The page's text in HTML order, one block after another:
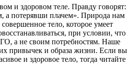
и здоровом теле. Правду говорят:
а потерявши плачем». Природа нам
тело, которое умеет
при условии, что
а не своим потребностям. Наше
привычек и образа жизни. Если вы
и здоровое тело, тогда читайте